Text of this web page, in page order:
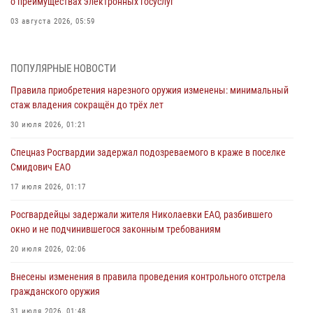
03 августа 2026, 05:59
поздравил специалистов подразделений тыла с профессиональным
01 августа 2026, 10:23
1 августа – День дежурной службы войск национальной гвардии
01 августа 2026, 10:21
В Росгвардии вспоминают российских воинов, погибших в Первой
01 августа 2026, 10:19
Внесены изменения в правила проведения контрольного отстрела
ПОПУЛЯРНЫЕ НОВОСТИ
Правила приобретения нарезного оружия изменены: минимальный
стаж владения сокращён до трёх лет
30 июля 2026, 01:21
Спецназ Росгвардии задержал подозреваемого в краже в поселке
Смидович ЕАО
17 июля 2026, 01:17
Росгвардейцы задержали жителя Николаевки ЕАО, разбившего
окно и не подчинившегося законным требованиям
20 июля 2026, 02:06
Внесены изменения в правила проведения контрольного отстрела
гражданского оружия
31 июля 2026, 01:48